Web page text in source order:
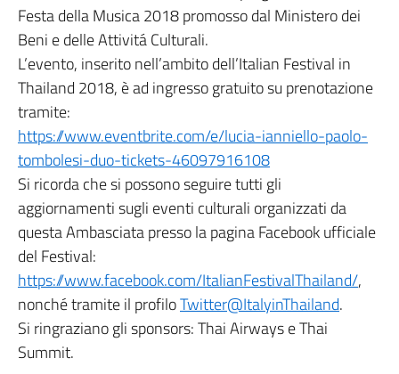
Festa della Musica 2018 promosso dal Ministero dei
Beni e delle Attivitá Culturali.
L’evento, inserito nell’ambito dell’Italian Festival in
Thailand 2018, è ad ingresso gratuito su prenotazione
tramite:
https://www.eventbrite.com/e/lucia-ianniello-paolo-
tombolesi-duo-tickets-46097916108
Si ricorda che si possono seguire tutti gli
aggiornamenti sugli eventi culturali organizzati da
questa Ambasciata presso la pagina Facebook ufficiale
del Festival:
https://www.facebook.com/ItalianFestivalThailand/,
nonché tramite il profiloTwitter@ItalyinThailand.
Si ringraziano gli sponsors: Thai Airways e Thai
Summit.